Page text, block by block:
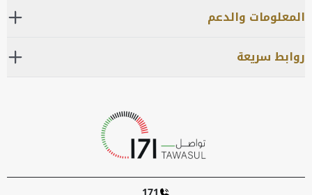
المعلومات والدعم
روابط سريعة